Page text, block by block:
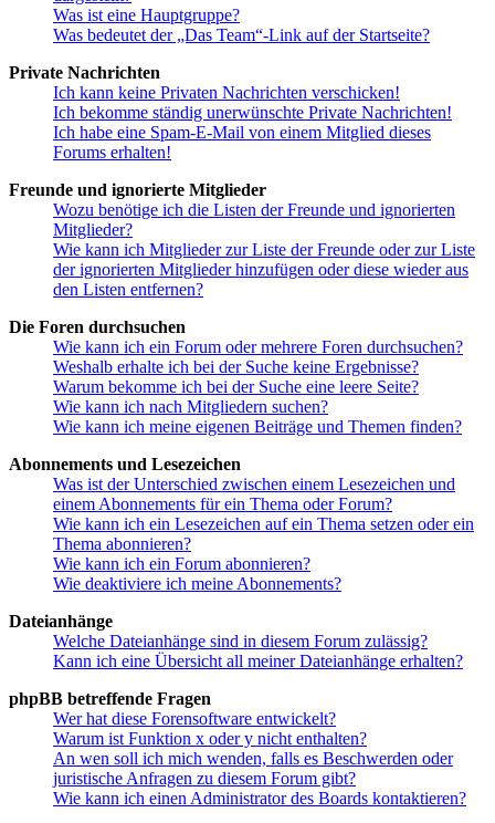
Was ist eine Hauptgruppe?
Was bedeutet der „Das Team“-Link auf der Startseite?
Private Nachrichten
Ich kann keine Privaten Nachrichten verschicken!
Ich bekomme ständig unerwünschte Private Nachrichten!
Ich habe eine Spam-E-Mail von einem Mitglied dieses
Forums erhalten!
Freunde und ignorierte Mitglieder
Wozu benötige ich die Listen der Freunde und ignorierten
Mitglieder?
Wie kann ich Mitglieder zur Liste der Freunde oder zur Liste
der ignorierten Mitglieder hinzufügen oder diese wieder aus
den Listen entfernen?
Die Foren durchsuchen
Wie kann ich ein Forum oder mehrere Foren durchsuchen?
Weshalb erhalte ich bei der Suche keine Ergebnisse?
Warum bekomme ich bei der Suche eine leere Seite?
Wie kann ich nach Mitgliedern suchen?
Wie kann ich meine eigenen Beiträge und Themen finden?
Abonnements und Lesezeichen
Was ist der Unterschied zwischen einem Lesezeichen und
einem Abonnements für ein Thema oder Forum?
Wie kann ich ein Lesezeichen auf ein Thema setzen oder ein
Thema abonnieren?
Wie kann ich ein Forum abonnieren?
Wie deaktiviere ich meine Abonnements?
Dateianhänge
Welche Dateianhänge sind in diesem Forum zulässig?
Kann ich eine Übersicht all meiner Dateianhänge erhalten?
phpBB betreffende Fragen
Wer hat diese Forensoftware entwickelt?
Warum ist Funktion x oder y nicht enthalten?
An wen soll ich mich wenden, falls es Beschwerden oder
juristische Anfragen zu diesem Forum gibt?
Wie kann ich einen Administrator des Boards kontaktieren?